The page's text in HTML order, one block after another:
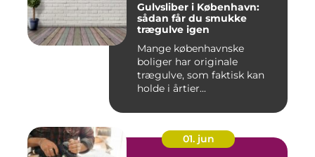
Gulvsliber i København:
sådan får du smukke
trægulve igen
Mange københavnske
boliger har originale
trægulve, som faktisk kan
holde i årtier...
01. jun